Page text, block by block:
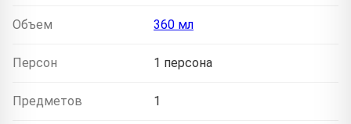
Объем 360 мл
Персон 1 персона
Предметов 1